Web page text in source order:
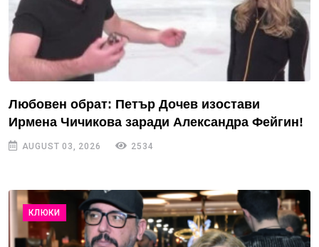
Любовен обрат: Петър Дочев изостави
Ирмена Чичикова заради Александра Фейгин!
AUGUST 03, 2026 2534
КЛЮКИ